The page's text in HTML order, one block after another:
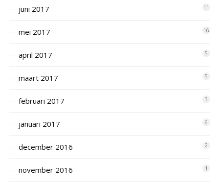
juni 2017 11
mei 2017 16
april 2017 5
maart 2017 5
februari 2017 3
januari 2017 6
december 2016 2
november 2016 1